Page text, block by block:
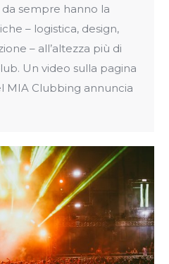
sempre hanno la
– logistica, design,
– all’altezza più di
Un video sulla pagina
MIA Clubbing annuncia